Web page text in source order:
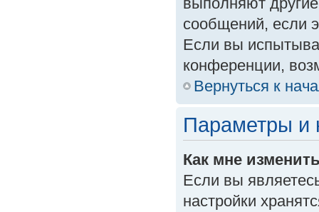
сообщений, если
Если вы
конференции,
Вернуться к
Параметры и
Как мне
Если вы
настройки